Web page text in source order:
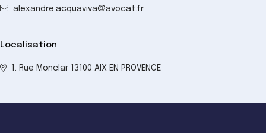
alexandre.acquaviva@avocat.fr
Localisation
1. Rue Monclar 13100 AIX EN PROVENCE